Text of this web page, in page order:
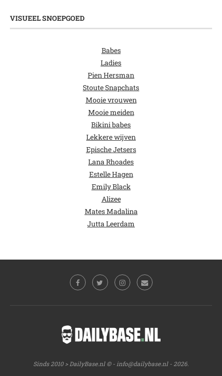
VISUEEL SNOEPGOED
Babes
Ladies
Pien Hersman
Stoute Snapchats
Mooie vrouwen
Mooie meiden
Bikini babes
Lekkere wijven
Epische Jetsers
Lana Rhoades
Estelle Hagen
Emily Black
Alizee
Mates Madalina
Jutta Leerdam
Sinds 2010 > DailyBase.nl © - info@dailybase.nl- 2026.